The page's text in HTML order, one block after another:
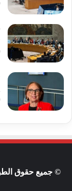
© جميع حقوق